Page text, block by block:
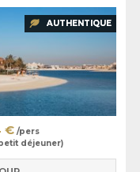
AUTHENTIQUE
€ /pers
déjeuner)